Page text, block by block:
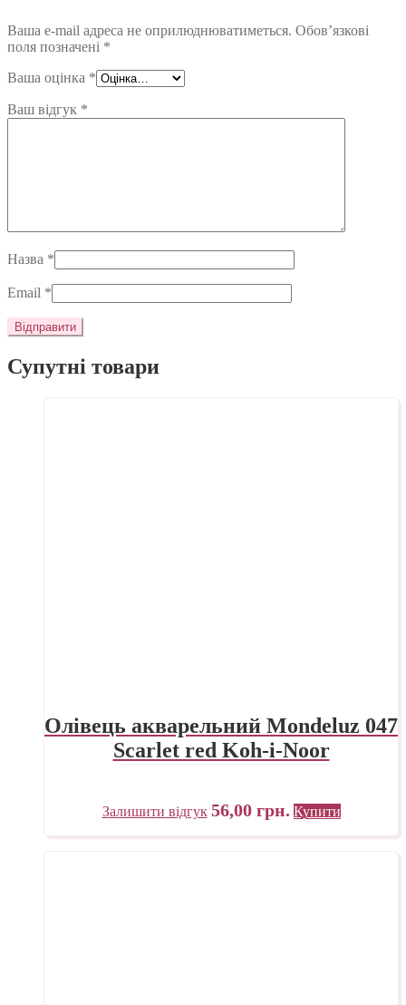
Ваша e-mail адреса не оприлюднюватиметься. Обов’язкові
поля позначені *
Ваша оцінка *
Ваш відгук *
Назва *
Email *
Супутні товари
Олівець акварельний Mondeluz 047
Scarlet red Koh-i-Noor
Залишити відгук 56,00 грн. Купити